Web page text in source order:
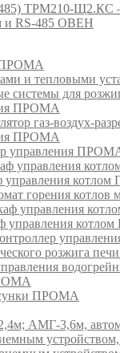
ТРМ210-Щ2.КС —
и RS-485 ОВЕН
ПРОМА
и тепловыми
системы для
ПРОМА
газ-воздух-
ПРОМА
управления
управления
горения котлов
управления
розжига
ПРОМА
АМГ-3,6м,